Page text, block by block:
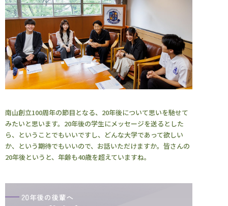
南山創立100周年の節目となる、20年後について思いを馳せて
みたいと思います。20年後の学生にメッセージを送るとした
ら、ということでもいいですし、どんな大学であって欲しい
か、という期待でもいいので、お話いただけますか。皆さんの
20年後というと、年齢も40歳を超えていますね。